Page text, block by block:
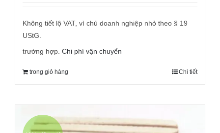
9,95 €
là:
Không tiết lộ VAT, vì chủ doanh nghiệp nhỏ theo § 19
UStG.
trường hợp. Chi phí vận chuyển
trong giỏ hàng Chi tiết